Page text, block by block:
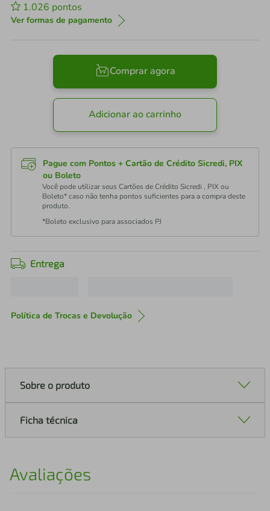
1.026 pontos
Ver formas de pagamento
Comprar agora
Adicionar ao carrinho
Pague com Pontos + Cartão de Crédito Sicredi, PIX
ou Boleto
Você pode utilizar seus Cartões de Crédito Sicredi , PIX ou
Boleto* caso não tenha pontos suficientes para a compra deste
produto.
*Boleto exclusivo para associados PJ
Entrega
Política de Trocas e Devolução
Sobre o produto
Ficha técnica
Avaliações